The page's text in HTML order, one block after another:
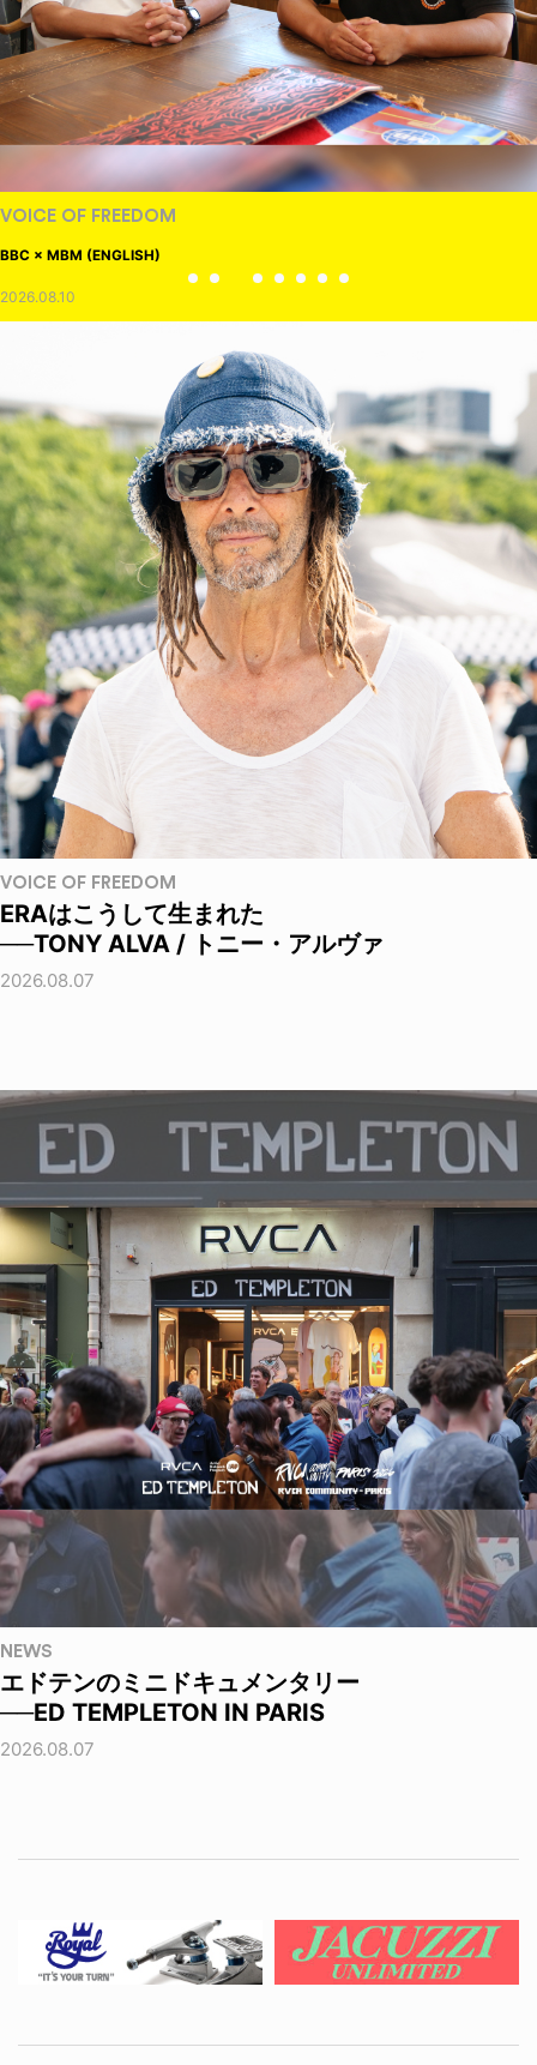
VOICE OF FREEDOM
BBC × MBM (ENGLISH)
2026.08.10
VOICE OF FREEDOM
ERAはこうして生まれた
──TONY ALVA / トニー・アルヴァ
2026.08.07
NEWS
エドテンのミニドキュメンタリー
──ED TEMPLETON IN PARIS
2026.08.07